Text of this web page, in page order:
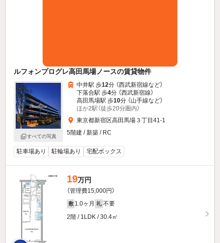
ルフォンプログレ高田馬場ノースの賃貸物件
すべての写真
中井駅 歩12分 （西武新宿線など）
下落合駅 歩4分 （西武新宿線）
高田馬場駅 歩10分 （山手線など）
ほか2駅（徒歩20分圏内）
東京都新宿区高田馬場３丁目41-1
5階建 / 新築 / RC
駐車場あり 駐輪場あり 宅配ボックス
19万円
（管理費15,000円）
敷 1.0ヶ月 礼 不要
2階 / 1LDK / 30.4㎡